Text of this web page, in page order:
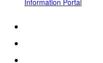
Information Portal